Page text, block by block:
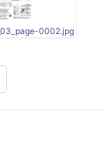
0002.jpg